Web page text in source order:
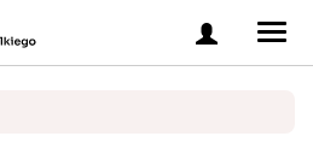
Zaloguj
się